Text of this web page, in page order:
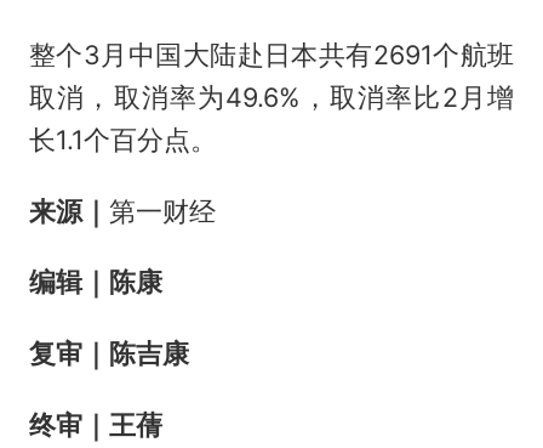
整个3月中国大陆赴日本共有2691个航班
取消，取消率为49.6%，取消率比2月增
长1.1个百分点。
来源｜ 第一财经
编辑｜ 陈康
复审｜ 陈吉康
终审｜ 王蒨